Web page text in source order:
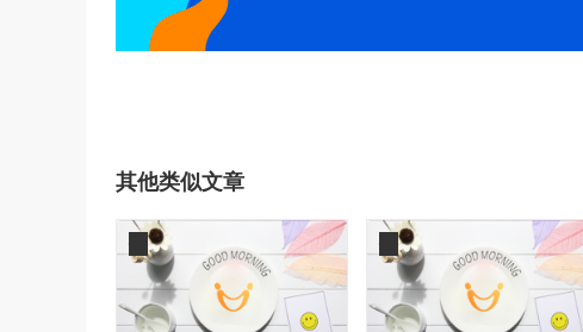
其他类似文章